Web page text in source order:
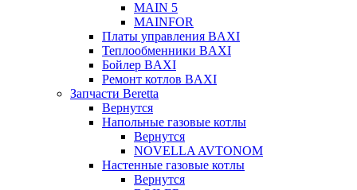
MAIN 5
MAINFOR
Платы управления BAXI
Теплообменники BAXI
Бойлер BAXI
Ремонт котлов BAXI
Запчасти Beretta
Вернутся
Напольные газовые котлы
Вернутся
NOVELLA AVTONOM
Настенные газовые котлы
Вернутся